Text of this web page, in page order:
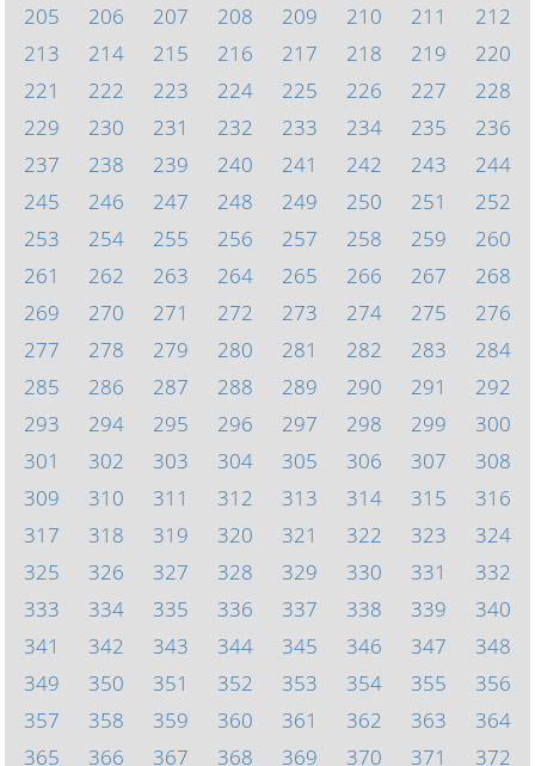
205
206 207 208 209 210 211
212
213
214 215 216 217 218 219
220
221
222 223 224 225 226 227
228
229
230 231 232 233 234 235
236
237
238 239 240 241 242 243
244
245
246 247 248 249 250 251
252
253
254 255 256 257 258 259
260
261
262 263 264 265 266 267
268
269
270 271 272 273 274 275
276
277
278 279 280 281 282 283
284
285
286 287 288 289 290 291
292
293
294 295 296 297 298 299
300
301
302 303 304 305 306 307
308
309
310 311 312 313 314 315
316
317
318 319 320 321 322 323
324
325
326 327 328 329 330 331
332
333
334 335 336 337 338 339
340
341
342 343 344 345 346 347
348
349
350 351 352 353 354 355
356
357
358 359 360 361 362 363
364
365
366 367 368 369 370 371 372